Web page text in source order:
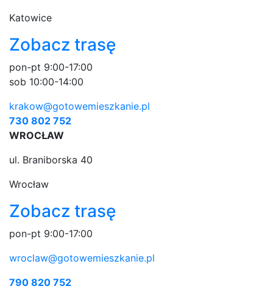
Katowice
Zobacz trasę
pon-pt 9:00-17:00
sob 10:00-14:00
krakow@gotowemieszkanie.pl
730 802 752
WROCŁAW
ul. Braniborska 40
Wrocław
Zobacz trasę
pon-pt 9:00-17:00
wroclaw@gotowemieszkanie.pl
790 820 752